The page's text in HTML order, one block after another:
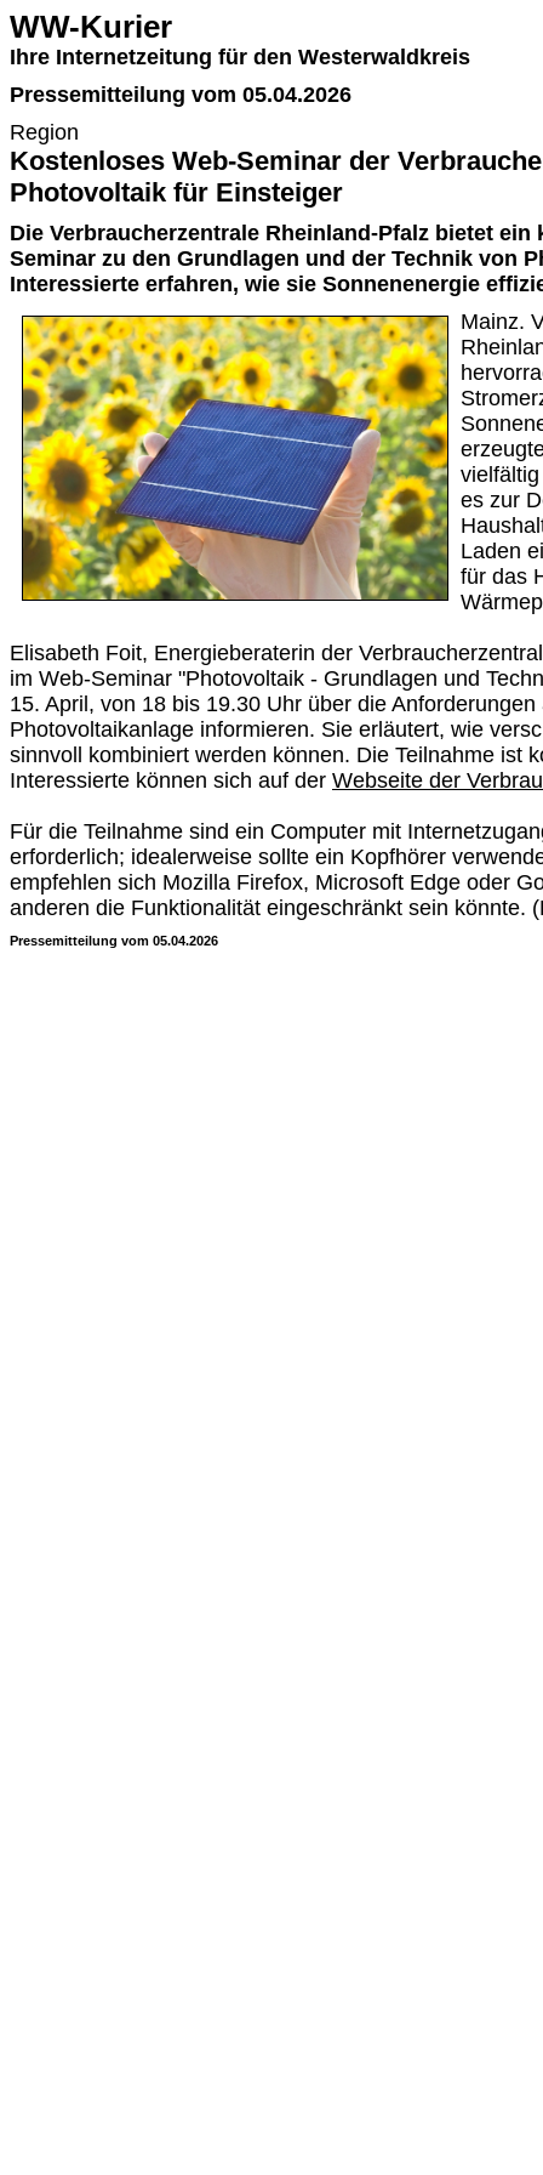
WW-Kurier
Ihre Internetzeitung für den Westerwaldkreis
Pressemitteilung vom 05.04.2026
Region
Kostenloses Web-Seminar der
Photovoltaik für Einsteiger
Die Verbraucherzentrale Rheinland-Pfalz bietet ein
Seminar zu den Grundlagen und der Technik von
Interessierte erfahren, wie sie Sonnenenergie
Mainz.
es zur
Laden
für das
Elisabeth Foit, Energieberaterin der
im Web-Seminar "Photovoltaik - Grundlagen und
15. April, von 18 bis 19.30 Uhr über die Anforderungen
Photovoltaikanlage informieren. Sie erläutert, wie
sinnvoll kombiniert werden können. Die Teilnahme ist
Interessierte können sich auf der Webseite der
Für die Teilnahme sind ein Computer mit
erforderlich; idealerweise sollte ein Kopfhörer
empfehlen sich Mozilla Firefox, Microsoft Edge oder
anderen die Funktionalität eingeschränkt sein könnte.
Pressemitteilung vom 05.04.2026